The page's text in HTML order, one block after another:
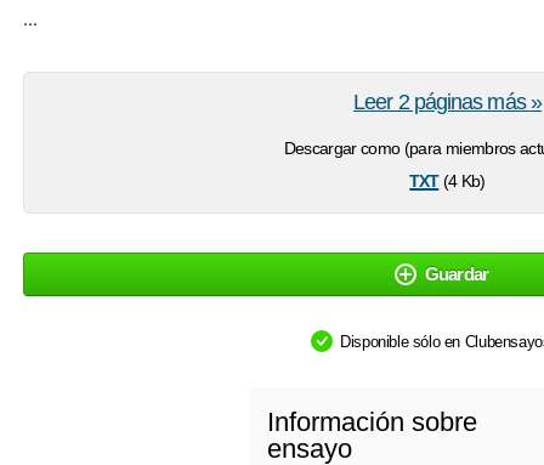
...
Descargar como (para miembros
txt(4 Kb)
Leer 2 páginas más »
Guardar
Disponible sólo en
Información sobre
ensayo